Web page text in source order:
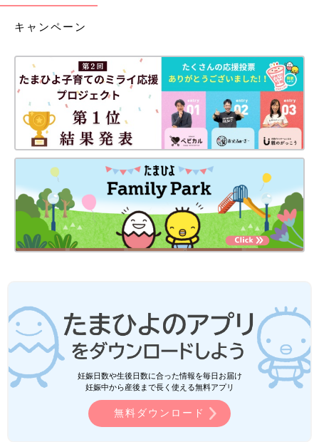
キャンペーン
妊娠日数や生後日数に合った情報を毎日お届け
妊娠中から産後まで長く使える無料アプリ
無料ダウンロード